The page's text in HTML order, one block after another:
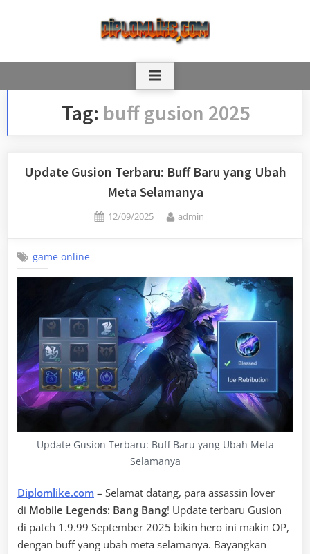
Tag: buff gusion 2025
Update Gusion Terbaru: Buff Baru yang Ubah
Meta Selamanya
Posted
12/09/2025 By
admin
game online
Update Gusion Terbaru: Buff Baru yang Ubah Meta
Selamanya
Diplomlike.com – Selamat datang, para assassin lover
di Mobile Legends: Bang Bang! Update terbaru Gusion
di patch 1.9.99 September 2025 bikin hero ini makin OP,
dengan buff yang ubah meta selamanya. Bayangkan